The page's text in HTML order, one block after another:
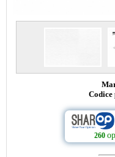
Codice
260